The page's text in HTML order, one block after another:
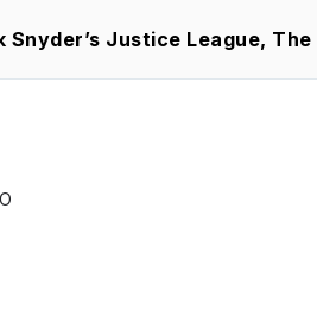
1274: Rumbo al Óscar 2023